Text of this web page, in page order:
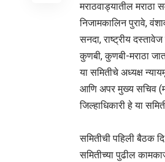
मराठवाड्यातील मराठा
निजामकालिन पुरावे,
सनदा, राष्ट्रीय
कुणबी, कुणबी-मराठा
या समितीचे अध्‍यक्ष
आणि अपर मुख्‍य सचिव
जिल्‍हाधिकारी हे या
समितीची पहिली बैठक
समितीच्‍या पुढील